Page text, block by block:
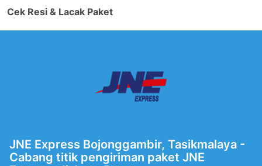
Cek Resi & Lacak Paket
JNE Express Bojonggambir, Tasikmalaya -
Cabang titik pengiriman paket JNE